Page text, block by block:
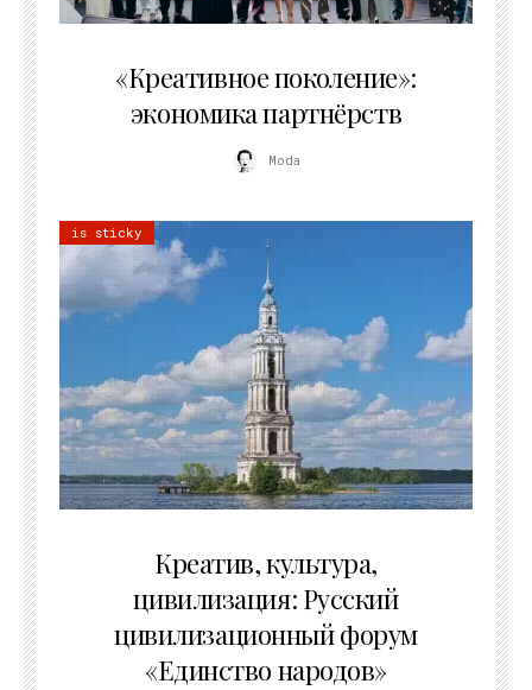
«Креативное поколение»:
экономика партнёрств
Moda
is sticky
Креатив, культура,
цивилизация: Русский
цивилизационный форум
«Единство народов»